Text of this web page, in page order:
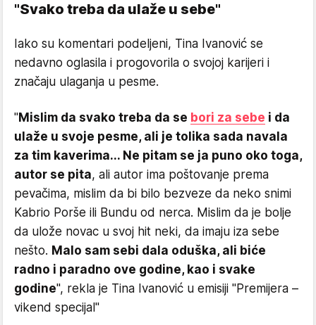
"Svako treba da ulaže u sebe"
Iako su komentari podeljeni, Tina Ivanović se
nedavno oglasila i progovorila o svojoj karijeri i
značaju ulaganja u pesme.
"Mislim da svako treba da se bori za sebe i da
ulaže u svoje pesme, ali je tolika sada navala
za tim kaverima... Ne pitam se ja puno oko toga,
autor se pita, ali autor ima poštovanje prema
pevačima, mislim da bi bilo bezveze da neko snimi
Kabrio Porše ili Bundu od nerca. Mislim da je bolje
da ulože novac u svoj hit neki, da imaju iza sebe
nešto. Malo sam sebi dala oduška, ali biće
radno i paradno ove godine, kao i svake
godine", rekla je Tina Ivanović u emisiji "Premijera –
vikend specijal"